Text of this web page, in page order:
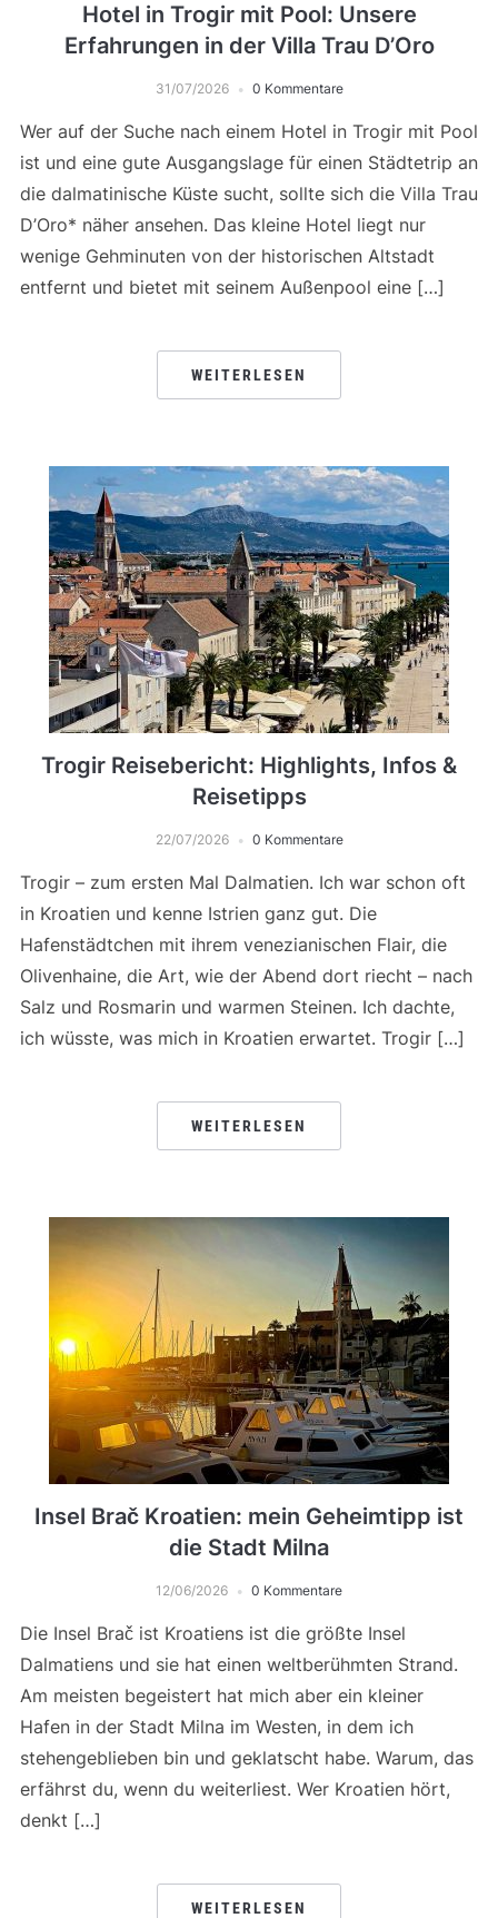
Hotel in Trogir mit Pool: Unsere
Erfahrungen in der Villa Trau D’Oro
31/07/2026 0 Kommentare
Wer auf der Suche nach einem Hotel in Trogir mit Pool
ist und eine gute Ausgangslage für einen Städtetrip an
die dalmatinische Küste sucht, sollte sich die Villa Trau
D’Oro* näher ansehen. Das kleine Hotel liegt nur
wenige Gehminuten von der historischen Altstadt
entfernt und bietet mit seinem Außenpool eine […]
WEITERLESEN
Trogir Reisebericht: Highlights, Infos &
Reisetipps
22/07/2026 0 Kommentare
Trogir – zum ersten Mal Dalmatien. Ich war schon oft
in Kroatien und kenne Istrien ganz gut. Die
Hafenstädtchen mit ihrem venezianischen Flair, die
Olivenhaine, die Art, wie der Abend dort riecht – nach
Salz und Rosmarin und warmen Steinen. Ich dachte,
ich wüsste, was mich in Kroatien erwartet. Trogir […]
WEITERLESEN
Insel Brač Kroatien: mein Geheimtipp ist
die Stadt Milna
12/06/2026 0 Kommentare
Die Insel Brač ist Kroatiens ist die größte Insel
Dalmatiens und sie hat einen weltberühmten Strand.
Am meisten begeistert hat mich aber ein kleiner
Hafen in der Stadt Milna im Westen, in dem ich
stehengeblieben bin und geklatscht habe. Warum, das
erfährst du, wenn du weiterliest. Wer Kroatien hört,
denkt […]
WEITERLESEN